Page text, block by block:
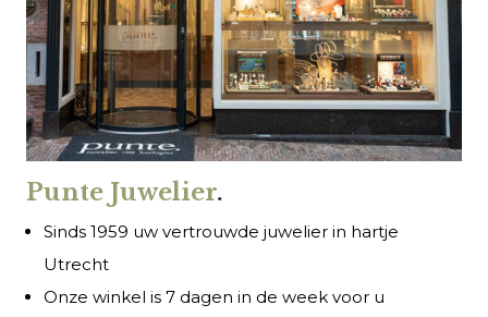
Punte Juwelier.
Sinds 1959 uw vertrouwde juwelier in hartje
Utrecht
Onze winkel is 7 dagen in de week voor u